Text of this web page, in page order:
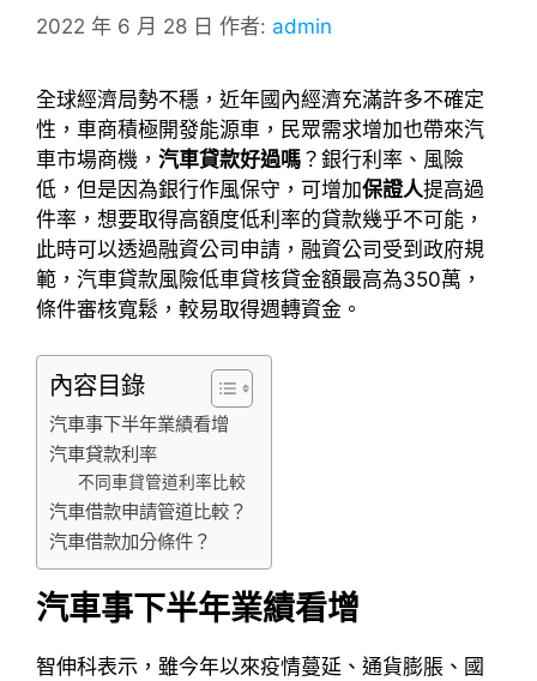
2022 年 6 月 28 日 作者: admin
全球經濟局勢不穩，近年國內經濟充滿許多不確定
性，車商積極開發能源車，民眾需求增加也帶來汽
車市場商機， 汽車貸款好過嗎 ？銀行利率、風險
低，但是因為銀行作風保守，可增加保證人提高過
件率，想要取得高額度低利率的貸款幾乎不可能，
此時可以透過融資公司申請，融資公司受到政府規
範，汽車貸款風險低車貸核貸金額最高為350萬，
條件審核寬鬆，較易取得週轉資金。
內容目錄
汽車事下半年業績看增
汽車貸款利率
不同車貸管道利率比較
汽車借款申請管道比較？
汽車借款加分條件？
汽車事下半年業績看增
智伸科表示，雖今年以來疫情蔓延、通貨膨脹、國